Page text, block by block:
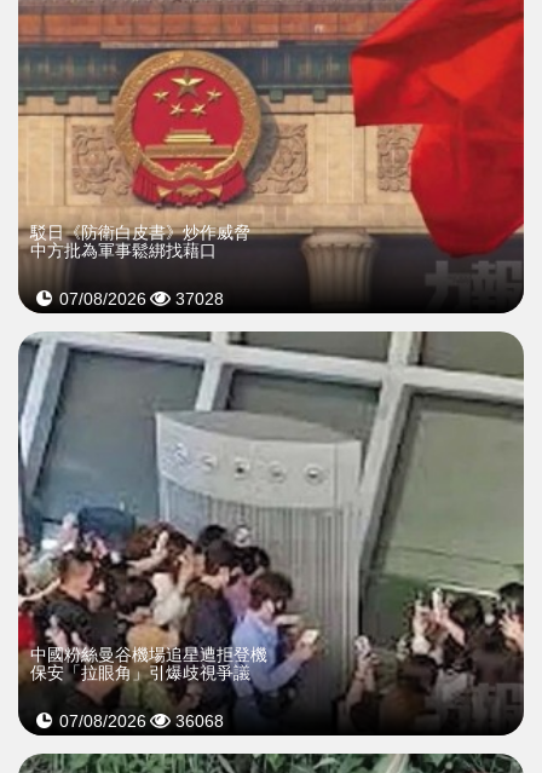
駁日《防衛白皮書》炒作威脅
中方批為軍事鬆綁找藉口
07/08/2026 37028
中國粉絲曼谷機場追星遭拒登機
保安「拉眼角」引爆歧視爭議
07/08/2026 36068